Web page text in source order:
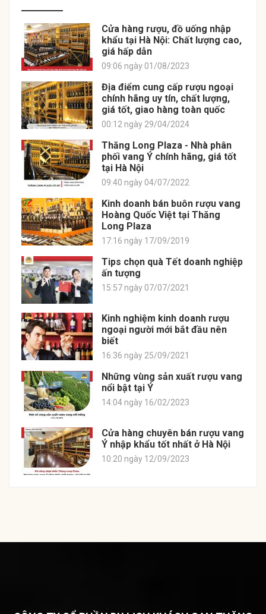
Cửa hàng rượu, đồ uống nhập
khẩu tại Hà Nội: Chất lượng cao,
giá hấp dẫn
09:06 ngày 01/08/2023
Địa điểm cung cấp rượu ngoại
chính hãng uy tín, chất lượng,
giá tốt, giao hàng toàn quốc
00:12 ngày 29/04/2024
Thăng Long Plaza - Nhà phân
phối vang Ý chính hãng, giá tốt
tại Hà Nội
09:40 ngày 04/07/2022
Kinh doanh bán buôn rượu vang
Hoàng Quốc Việt tại Thăng
Long Plaza
17:16 ngày 17/09/2019
Tips chọn quà Tết doanh nghiệp
ấn tượng
15:57 ngày 07/07/2021
Kinh nghiệm kinh doanh rượu
ngoại người mới bắt đầu nên
biết
16:36 ngày 25/09/2021
Những vùng sản xuất rượu vang
nổi bật tại Ý
14:04 ngày 16/02/2023
Cửa hàng chuyên bán rượu vang
Ý nhập khẩu tốt nhất ở Hà Nội
10:20 ngày 12/09/2023